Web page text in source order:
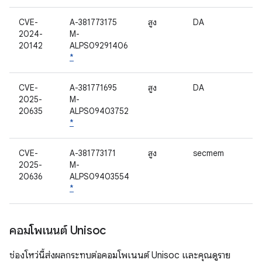
CVE-
2024-
20142
A-381773175
M-
ALPS09291406
*
สูง DA
CVE-
2025-
20635
A-381771695
M-
ALPS09403752
*
สูง DA
CVE-
2025-
20636
A-381773171
M-
ALPS09403554
*
สูง secmem
คอมโพเนนต์ Unisoc
ช่องโหว่นี้ส่งผลกระทบต่อคอมโพเนนต์ Unisoc และคุณดูราย